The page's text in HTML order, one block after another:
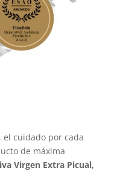
el cuidado por cada
de máxima
Virgen Extra Picual,